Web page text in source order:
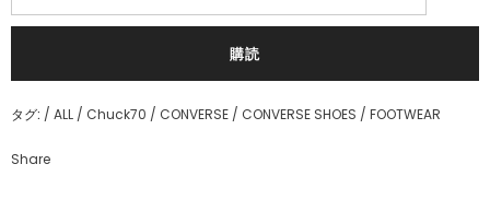
タグ: / ALL / Chuck70 / CONVERSE / CONVERSE SHOES / FOOTWEAR
Share